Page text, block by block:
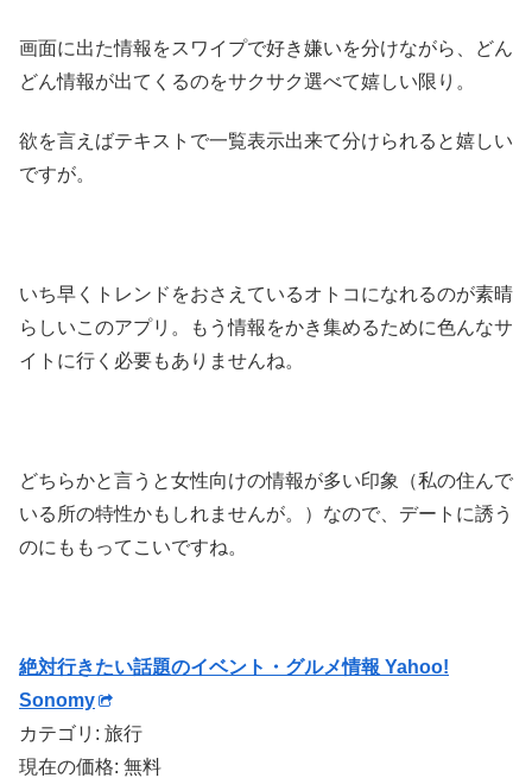
画面に出た情報をスワイプで好き嫌いを分けながら、どん
どん情報が出てくるのをサクサク選べて嬉しい限り。
欲を言えばテキストで一覧表示出来て分けられると嬉しい
ですが。
いち早くトレンドをおさえているオトコになれるのが素晴
らしいこのアプリ。もう情報をかき集めるために色んなサ
イトに行く必要もありませんね。
どちらかと言うと女性向けの情報が多い印象（私の住んで
いる所の特性かもしれませんが。）なので、デートに誘う
のにももってこいですね。
絶対行きたい話題のイベント・グルメ情報 Yahoo!
Sonomy
カテゴリ: 旅行
現在の価格: 無料